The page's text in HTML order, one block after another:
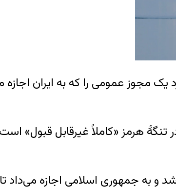
متحده روز سه‌شنبه ۱۶ تیرماه اعلام کرد یک مجوز
هرمز «کاملاً غیرقابل قبول»